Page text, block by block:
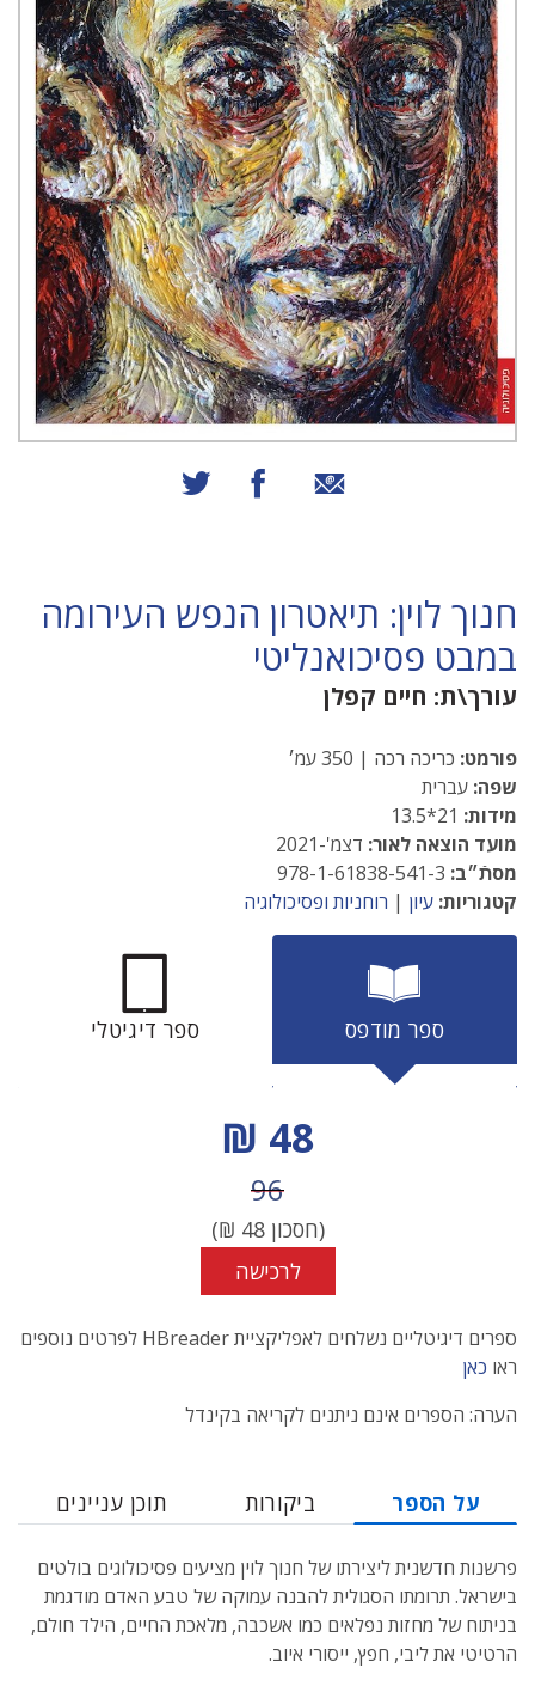
שיתוף באמצעות אימייל
שיתוף בפייסבוק
חנוך לוין: תיאטרון הנפש העירומה
במבט פסיכואנליטי
עורך\ת: חיים קפלן
פורמט: כריכה רכה | 350 עמ׳
שפה: עברית
מידות:
מועד הוצאה לאור: דצמ'-2021
מסתֿ״ב:
קטגוריות: עיון | רוחניות ופסיכולוגיה
ספר מודפס ספר דיגיטלי
מחיר הנחה
48 ₪
מחיר לפני הנחה
96
(חסכון48
₪)
לרכישה
ספרים דיגיטליים נשלחים לאפליקציית HBreader לפרטים נוספים
ראו כאן
הערה: הספרים אינם ניתנים לקריאה בקינדל
על הספר ביקורות תוכן עניינים
פרשנות חדשנית ליצירתו של חנוך לוין מציעים פסיכולוגים בולטים
בישראל. תרומתו הסגולית להבנה עמוקה של טבע האדם מודגמת
בניתוח של מחזות נפלאים כמו אשכבה, מלאכת החיים, הילד חולם,
הרטיטי את ליבי, חפץ, ייסורי איוב.